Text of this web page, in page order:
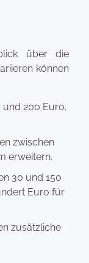
über die
können
und 200 Euro.
zwischen
erweitern.
30 und 150
Euro für
zusätzliche